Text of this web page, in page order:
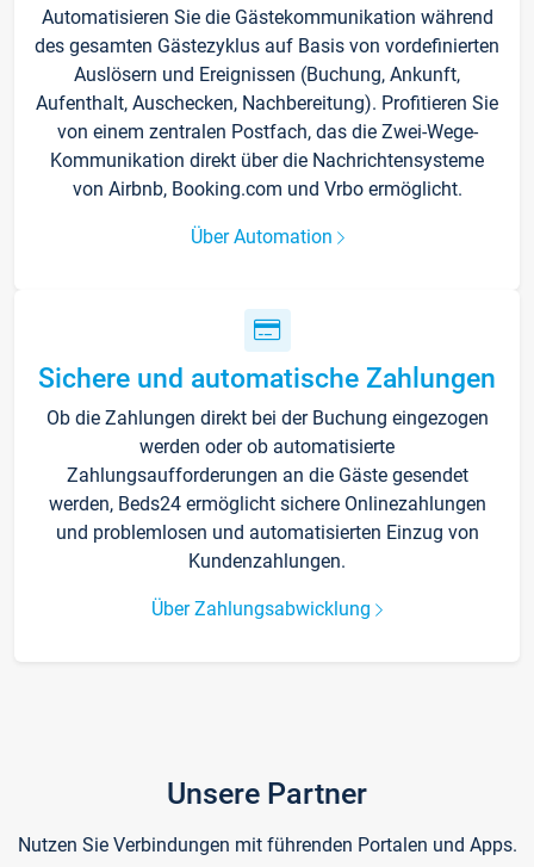
Automatisieren Sie die Gästekommunikation während
des gesamten Gästezyklus auf Basis von vordefinierten
Auslösern und Ereignissen (Buchung, Ankunft,
Aufenthalt, Auschecken, Nachbereitung). Profitieren Sie
von einem zentralen Postfach, das die Zwei-Wege-
Kommunikation direkt über die Nachrichtensysteme
von Airbnb, Booking.com und Vrbo ermöglicht.
Über Automation
Sichere und automatische Zahlungen
Ob die Zahlungen direkt bei der Buchung eingezogen
werden oder ob automatisierte
Zahlungsaufforderungen an die Gäste gesendet
werden, Beds24 ermöglicht sichere Onlinezahlungen
und problemlosen und automatisierten Einzug von
Kundenzahlungen.
Über Zahlungsabwicklung
Unsere Partner
Nutzen Sie Verbindungen mit führenden Portalen und Apps.